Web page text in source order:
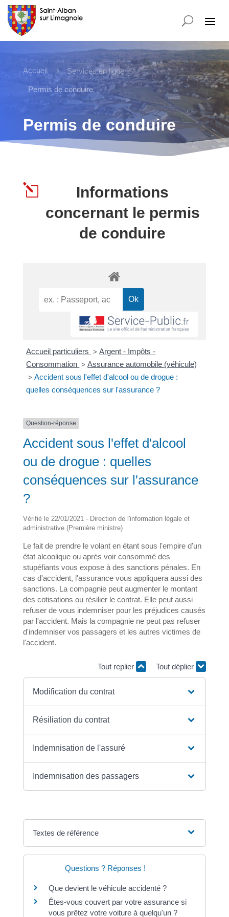
Accueil 5 Services en ligne 5
Permis de conduire
Permis de conduire
l
Informations
concernant le permis
de conduire
Accueil particuliers > Argent - Impôts -
Consommation > Assurance automobile (véhicule)
> Accident sous l'effet d'alcool ou de drogue :
quelles conséquences sur l'assurance ?
Question-réponse
Accident sous l'effet d'alcool
ou de drogue : quelles
conséquences sur l'assurance
?
Vérifié le 22/01/2021 - Direction de l'information légale et
administrative (Première ministre)
Le fait de prendre le volant en étant sous l'empire d'un
état alcoolique ou après voir consommé des
stupéfiants vous expose à des sanctions pénales. En
cas d'accident, l'assurance vous appliquera aussi des
sanctions. La compagnie peut augmenter le montant
des cotisations ou résilier le contrat. Elle peut aussi
refuser de vous indemniser pour les préjudices causés
par l'accident. Mais la compagnie ne peut pas refuser
d'indemniser vos passagers et les autres victimes de
l'accident.
Tout replier Tout déplier
Modification du contrat
Résiliation du contrat
Indemnisation de l'assuré
Indemnisation des passagers
Textes de référence
Questions ? Réponses !
Que devient le véhicule accidenté ?
Êtes-vous couvert par votre assurance si
vous prêtez votre voiture à quelqu'un ?